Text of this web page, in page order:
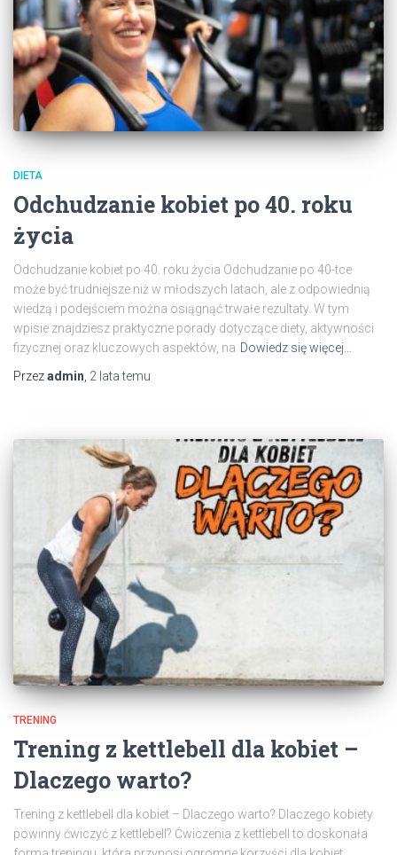
DIETA
Odchudzanie kobiet po 40. roku
życia
Odchudzanie kobiet po 40. roku życia Odchudzanie po 40-tce
może być trudniejsze niż w młodszych latach, ale z odpowiednią
wiedzą i podejściem można osiągnąć trwałe rezultaty. W tym
wpisie znajdziesz praktyczne porady dotyczące diety, aktywności
fizycznej oraz kluczowych aspektów, na Dowiedz się więcej…
Przezadmin 2 latatemu
TRENING
Trening z kettlebell dla kobiet –
Dlaczego warto?
Trening z kettlebell dla kobiet – Dlaczego warto? Dlaczego kobiety
powinny ćwiczyć z kettlebell? Ćwiczenia z kettlebell to doskonała